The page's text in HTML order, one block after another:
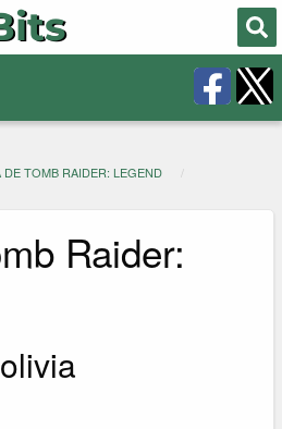
DE TOMB RAIDER: LEGEND
Raider: